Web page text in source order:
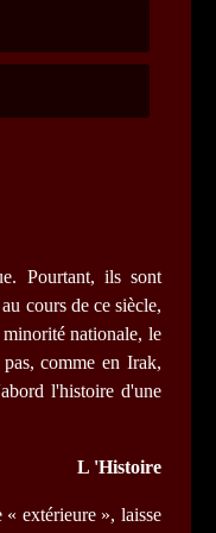
Pourtant, ils sont
cours de ce siècle,
nationale, le
comme en Irak,
l'histoire d'une
L 'Histoire
extérieure », laisse